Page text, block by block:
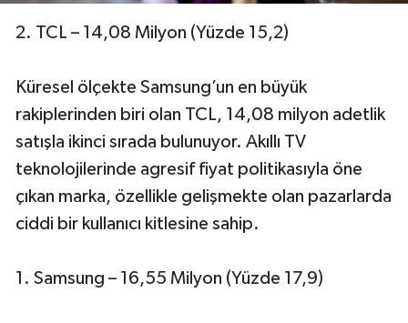
2. TCL – 14,08 Milyon (Yüzde 15,2)
Küresel ölçekte Samsung’un en büyük
rakiplerinden biri olan TCL, 14,08 milyon adetlik
satışla ikinci sırada bulunuyor. Akıllı TV
teknolojilerinde agresif fiyat politikasıyla öne
çıkan marka, özellikle gelişmekte olan pazarlarda
ciddi bir kullanıcı kitlesine sahip.
1. Samsung – 16,55 Milyon (Yüzde 17,9)